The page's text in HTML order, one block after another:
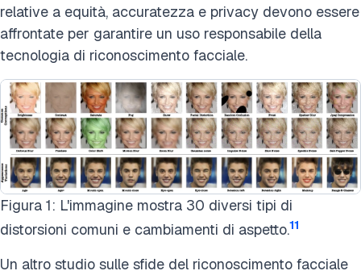
relative a equità, accuratezza e privacy devono essere
affrontate per garantire un uso responsabile della
tecnologia di riconoscimento facciale.
Figura 1: L'immagine mostra 30 diversi tipi di
distorsioni comuni e cambiamenti di aspetto.11
Un altro studio sulle sfide del riconoscimento facciale